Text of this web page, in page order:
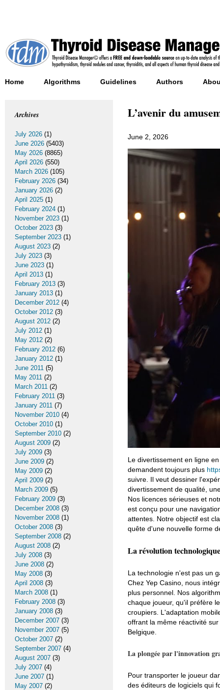
Home Algorithms Guidelines Authors
L’avenir du
June 2, 2026
Le divertissement en ligne
demandent toujours plus
suivre. Il veut dessiner
divertissement de qualité,
Nos licences sérieuses et
est conçu pour une
attentes. Notre objectif est
quête d'une nouvelle forme
La révolution
La technologie n'est pas un
Chez Yep Casino, nous
plus personnel. Nos
chaque joueur, qu'il préfère
croupiers. L'adaptation
offrant la même réactivité
Belgique.
La plongée par l'innovation
Pour transporter le joueur
des éditeurs de logiciels qui
Archives
July 2026 (1)
June 2026 (5403)
May 2026 (8865)
April 2026 (550)
March 2026 (105)
February 2026 (34)
January 2026 (2)
April 2025 (1)
February 2024 (1)
November 2023 (1)
October 2023 (3)
September 2023 (1)
August 2023 (2)
July 2023 (3)
June 2023 (1)
April 2013 (1)
February 2013 (3)
January 2013 (1)
December 2012 (4)
October 2012 (3)
August 2012 (2)
July 2012 (1)
May 2012 (2)
February 2012 (6)
January 2012 (1)
June 2011 (5)
May 2011 (2)
March 2011 (2)
February 2011 (3)
January 2011 (7)
November 2010 (4)
October 2010 (1)
September 2010 (2)
August 2009 (2)
July 2009 (3)
June 2009 (2)
May 2009 (2)
April 2009 (2)
March 2009 (5)
February 2009 (3)
December 2008 (3)
November 2008 (1)
October 2008 (3)
September 2008 (2)
August 2008 (2)
July 2008 (3)
June 2008 (2)
May 2008 (3)
April 2008 (3)
March 2008 (1)
February 2008 (3)
January 2008 (3)
December 2007 (3)
November 2007 (5)
October 2007 (2)
September 2007 (4)
August 2007 (3)
July 2007 (4)
June 2007 (1)
May 2007 (2)